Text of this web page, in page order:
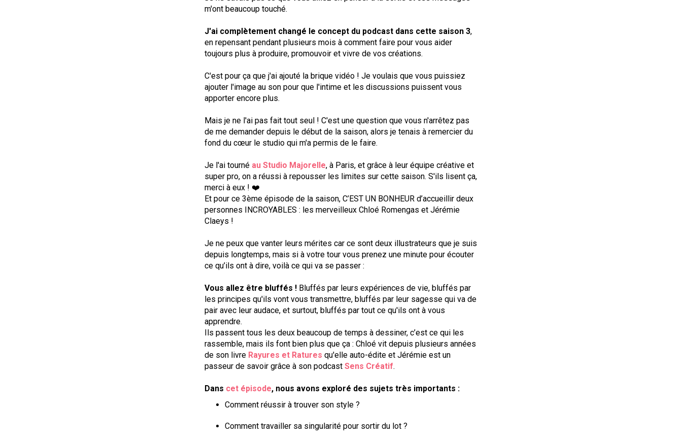
m'ont beaucoup touché.
J'ai complètement changé le concept du podcast dans cette saison 3,
en repensant pendant plusieurs mois à comment faire pour vous aider
toujours plus à produire, promouvoir et vivre de vos créations.
C'est pour ça que j'ai ajouté la brique vidéo ! Je voulais que vous puissiez
ajouter l'image au son pour que l'intime et les discussions puissent vous
apporter encore plus.
Mais je ne l'ai pas fait tout seul ! C'est une question que vous n'arrêtez pas
de me demander depuis le début de la saison, alors je tenais à remercier du
fond du cœur le studio qui m'a permis de le faire.
Je l'ai tourné au Studio Majorelle, à Paris, et grâce à leur équipe créative et
super pro, on a réussi à repousser les limites sur cette saison. S'ils lisent ça,
merci à eux ! ❤️
Et pour ce 3ème épisode de la saison, C’EST UN BONHEUR d’accueillir deux
personnes INCROYABLES : les merveilleux Chloé Romengas et Jérémie
Claeys !
Je ne peux que vanter leurs mérites car ce sont deux illustrateurs que je suis
depuis longtemps, mais si à votre tour vous prenez une minute pour écouter
ce qu’ils ont à dire, voilà ce qui va se passer :
Vous allez être bluffés ! Bluffés par leurs expériences de vie, bluffés par
les principes qu'ils vont vous transmettre, bluffés par leur sagesse qui va de
pair avec leur audace, et surtout, bluffés par tout ce qu'ils ont à vous
apprendre.
Ils passent tous les deux beaucoup de temps à dessiner, c’est ce qui les
rassemble, mais ils font bien plus que ça : Chloé vit depuis plusieurs années
de son livre Rayures et Ratures qu'elle auto-édite et Jérémie est un
passeur de savoir grâce à son podcastSens Créatif.
Dans cet épisode, nous avons exploré des sujets très importants :
Comment réussir à trouver son style ?
Comment travailler sa singularité pour sortir du lot ?